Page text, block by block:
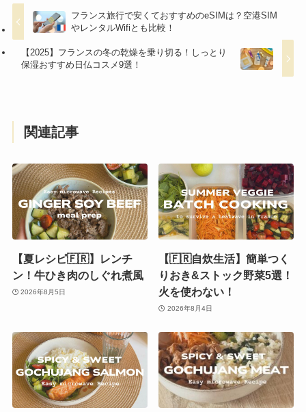
フランス旅行で安くておすすめのeSIMは？空港SIM
やレンタルWifiとも比較！
【2025】フランスの冬の乾燥を乗り切る！しっとり
保湿おすすめ日仏コスメ9選！
関連記事
【夏レシピ🇫🇷】レンチ
ン！牛ひき肉のしぐれ煮風
2026年8月5日
【🇫🇷自炊生活】簡単つく
りおき&ストック野菜5選！
火を使わない！
2026年8月4日